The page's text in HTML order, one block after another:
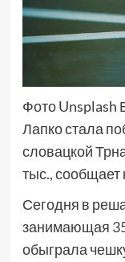
Фото Unsplash
Лапко стала
словацкой
тыс.,
Сегодня в
занимающая
обыграла